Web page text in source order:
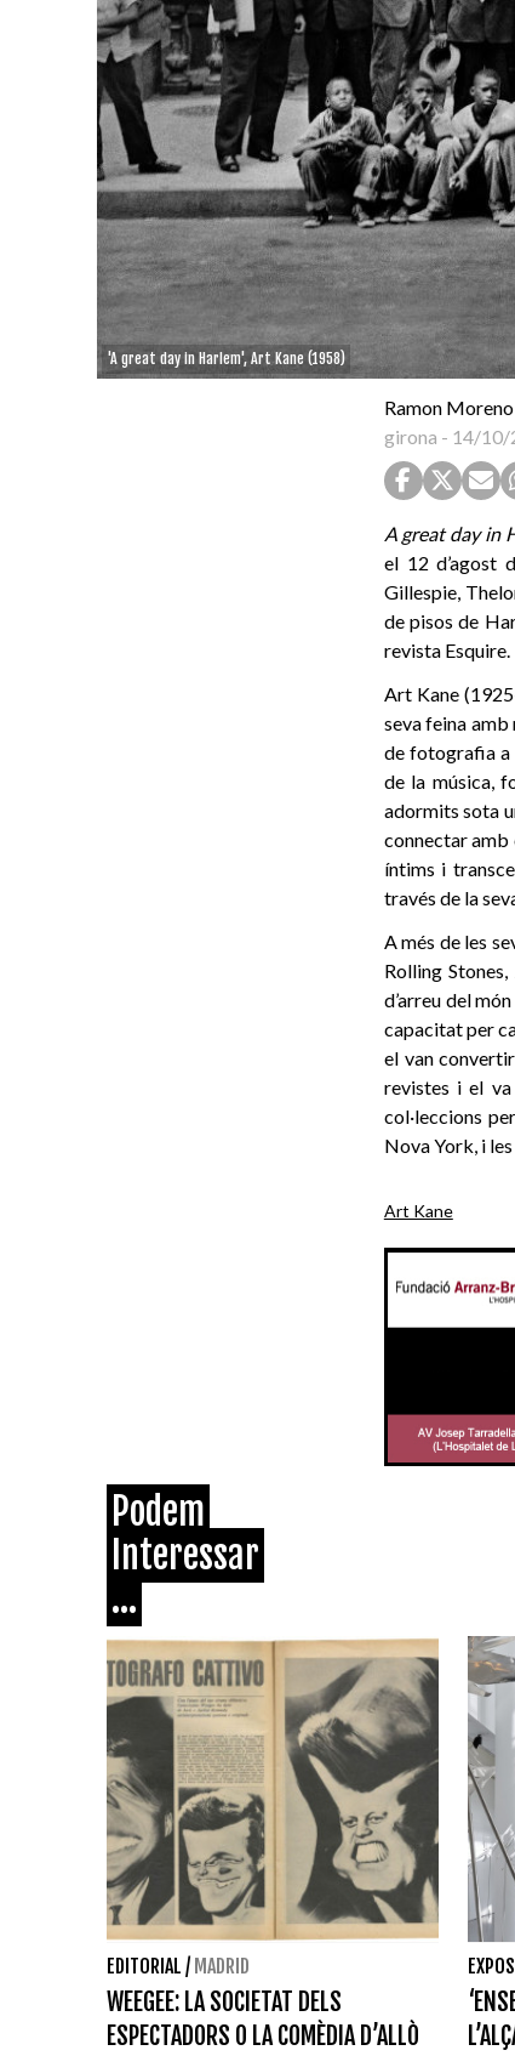
'A great day in Harlem', Art Kane (1958)
Ramon Moreno
girona - 14/10/
A great day in
el 12 d’agost
Gillespie,
de pisos de
revista Esquire.
Art Kane
seva feina
de fotografia a
de la música,
adormits sota
connectar amb
íntims i
través de la
A més de les
Rolling
d’arreu del
capacitat per
el van
revistes i el
col·leccions
Nova York, i
Art Kane
Podem
Interessar
...
EDITORIAL / MADRID
WEEGEE: LA SOCIETAT DELS
ESPECTADORS O LA COMÈDIA D’ALLÒ